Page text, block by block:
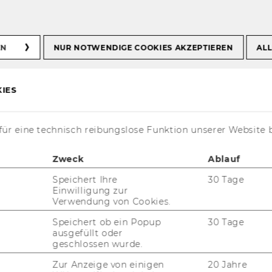
und In­ter­na­tio­na­les Steu­er­recht
ge­
sei­nes Fa­ches. Neben
Wirt­schafts­uni­ver­si­tät Wien ist das In­
in­ter­na­tio­na­len For­schungs­pro­jek­ten be­
einen her­vor­ra­gen­den Ruf. Als Dreh­
bie­tet das In­sti­tut
Platt­form für be­deu­ten­de, in­no­va­ti­ve und
For­schung.
NUR NOTWENDIGE COOKIES AKZEPTIEREN
eine technisch reibungslose Funktion unserer Website
Zweck Ablauf
Speichert Ihre
Einwilligung zur
Verwendung von Cookies.
30 Tage
Speichert ob ein Popup
ausgefüllt oder
geschlossen wurde.
30 Tage
Zur Anzeige von einigen
20 Jahre